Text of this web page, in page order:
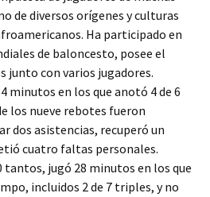
de diversos orígenes y culturas
Ha participado en
de baloncesto, posee el
junto con varios jugadores.
minutos en los que anotó 4 de 6
los nueve rebotes fueron
dos asistencias, recuperó un
cuatro faltas personales.
tantos, jugó 28 minutos en los que
incluidos 2 de 7 triples, y no